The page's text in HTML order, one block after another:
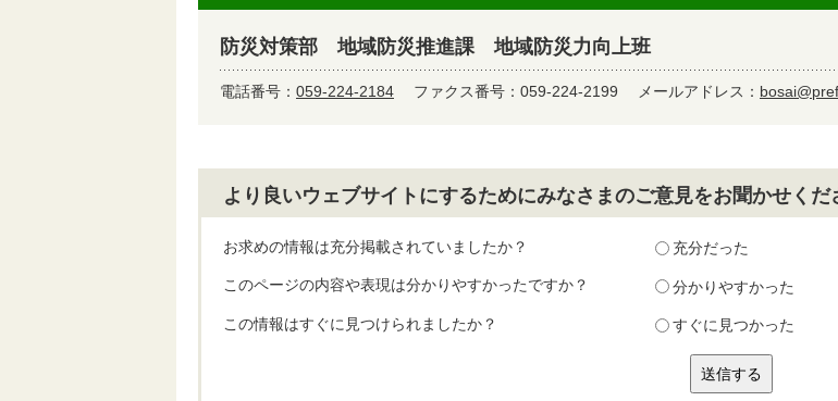
防災対策部 地域防災推進課 地域防災力向上班
電話番号： 059-224-2184 ファクス番号：059-224-2199 メールアドレス：
より良いウェブサイトにするためにみなさまのご意見をお聞かせくだ
お求めの情報は充分掲載されていましたか？ 充分だった
このページの内容や表現は分かりやすかったですか？ 分かりやすかった
この情報はすぐに見つけられましたか？ すぐに見つかった